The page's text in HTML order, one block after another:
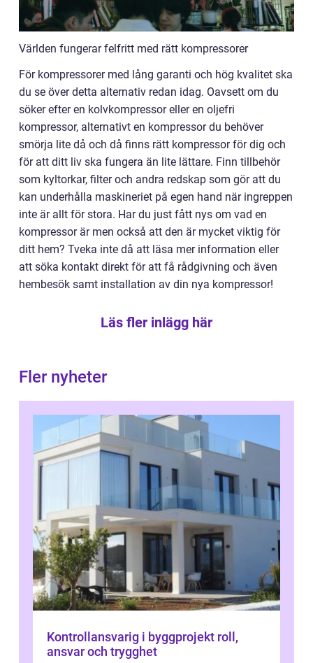
Världen fungerar felfritt med rätt kompressorer
För kompressorer med lång garanti och hög kvalitet ska
du se över detta alternativ redan idag. Oavsett om du
söker efter en kolvkompressor eller en oljefri
kompressor, alternativt en kompressor du behöver
smörja lite då och då finns rätt kompressor för dig och
för att ditt liv ska fungera än lite lättare. Finn tillbehör
som kyltorkar, filter och andra redskap som gör att du
kan underhålla maskineriet på egen hand när ingreppen
inte är allt för stora. Har du just fått nys om vad en
kompressor är men också att den är mycket viktig för
ditt hem? Tveka inte då att läsa mer information eller
att söka kontakt direkt för att få rådgivning och även
hembesök samt installation av din nya kompressor!
Läs fler inlägg här
Fler nyheter
Kontrollansvarig i byggprojekt roll,
ansvar och trygghet